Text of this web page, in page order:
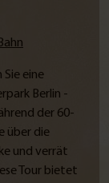
Sie eine
Berlin -
der 60-
über die
und verrät
Tour bietet